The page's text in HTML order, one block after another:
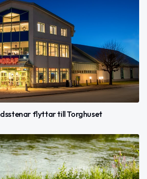
flyttar till Torghuset